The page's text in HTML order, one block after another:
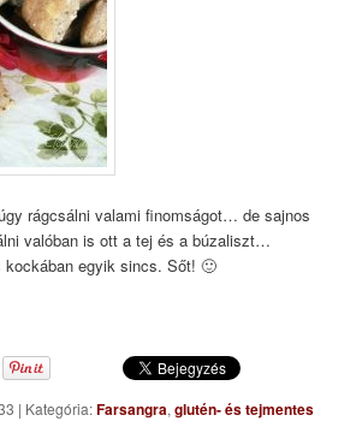
rágcsálni valami finomságot… de sajnos
valóban is ott a tej és a búzaliszt…
kockában egyik sincs. Sőt! 🙂
| Kategória:Farsangra,glutén- és tejmentes